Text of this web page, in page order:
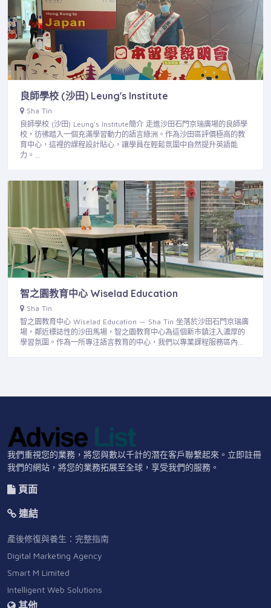
良師學校 (沙田) Leung's Institute
Sha Tin
良師學校 (沙田) Leung's Institute簡介 走進沙田石門京瑞廣場的良師學
校，彷彿踏入一個充滿學習動力的語言綠洲。作為沙田區評價極高的教
育中心，這裡的課程設計貼心，讓學員在輕鬆氛圍中自然提升英語能
力。…
智之園教育中心 Wiselad Education
Sha Tin
智之園教育中心 Wiselad Education — Sha Tin 坐落於沙田石門京瑞廣
場，鄰近標誌性的沙田馬場，智之園教育中心為這個新市鎮注入濃厚的
學習氛圍。作為一所專注語言教育的中心，我們以專業課程服務區內…
我們重視您的業務，將您與數以千計的潛在客戶聯繫起來。立即註冊
我們的網站，將您的業務拓展至全球，享受我們的服務。
頁面
連結
產後修復與養生：完整指南
Digital Marketing Agency
Smart M Limited
Intelligent Web Solutions
其他